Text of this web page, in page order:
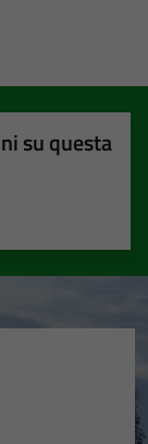
su questa